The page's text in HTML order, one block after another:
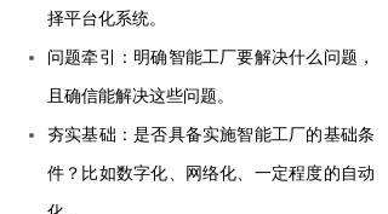
择平台化系统。
问题牵引：明确智能工厂要解决什么问题，
且确信能解决这些问题。
夯实基础：是否具备实施智能工厂的基础条
件？比如数字化、网络化、一定程度的自动